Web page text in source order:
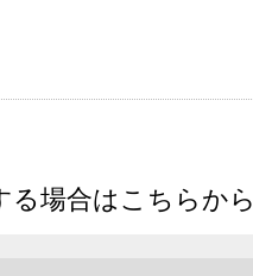
る場合はこちらから